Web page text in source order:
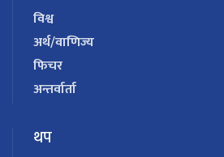
विश्व
अर्थ/वाणिज्य
फिचर
अन्तर्वार्ता
थप